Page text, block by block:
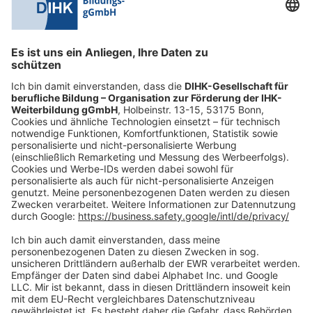
0228 6205 205
Fr.:
09:00-14:00 Uhr
shop@dihk-bildung.shop
Vertrag widerrufen
Zahlungsarten
Social Media